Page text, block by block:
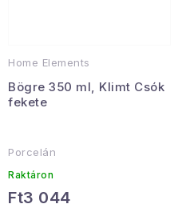
Home Elements
Bögre 350 ml, Klimt Csók
fekete
Porcelán
Raktáron
Ft3 044